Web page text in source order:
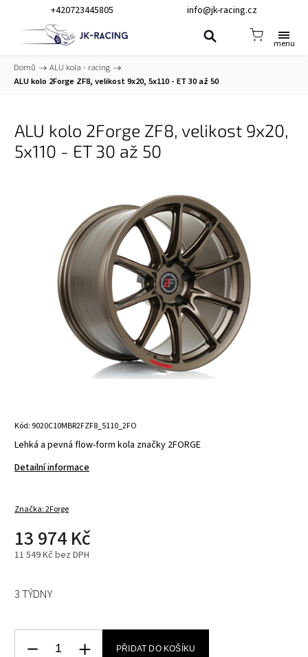
+420723445805 info@jk-racing.cz
Domů / ALU kola - racing /
ALU kolo 2Forge ZF8, velikost 9x20, 5x110 - ET 30 až 50
ALU kolo 2Forge ZF8, velikost 9x20,
5x110 - ET 30 až 50
Kód: 9020C10MBR2FZF8_5110_2FO
Lehká a pevná flow-form kola značky 2FORGE
Detailní informace
Značka:2Forge
13 974 Kč
11 549 Kč bez DPH
3 TÝDNY
PŘIDAT DO KOŠÍKU